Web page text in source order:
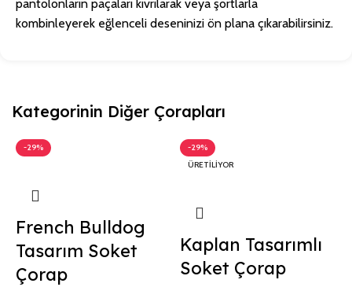
pantolonların paçaları kıvrılarak veya şortlarla
kombinleyerek eğlenceli deseninizi ön plana çıkarabilirsiniz.
Kategorinin Diğer Çorapları
-29%
French Bulldog
Tasarım Soket
Çorap
-29%
ÜRETILIYOR
Kaplan Tasarımlı
Soket Çorap